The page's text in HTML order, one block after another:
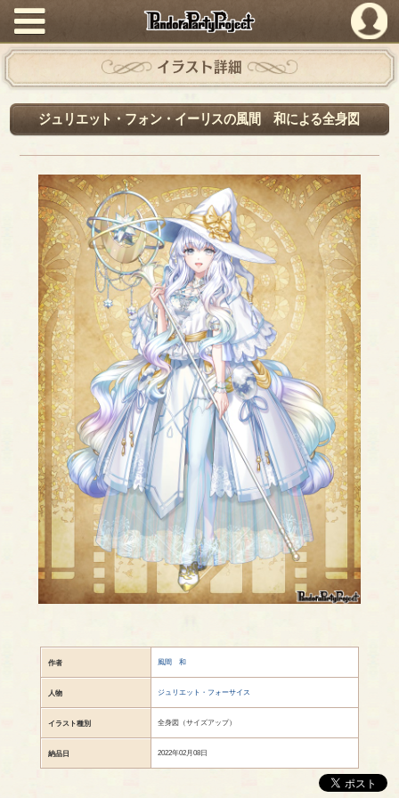
PandoraPartyProject
イラスト詳細
ジュリエット・フォン・イーリスの風間 和による全身図
作者 風間 和
人物 ジュリエット・フォーサイス
イラスト種別 全身図（サイズアップ）
納品日 2022年02月08日